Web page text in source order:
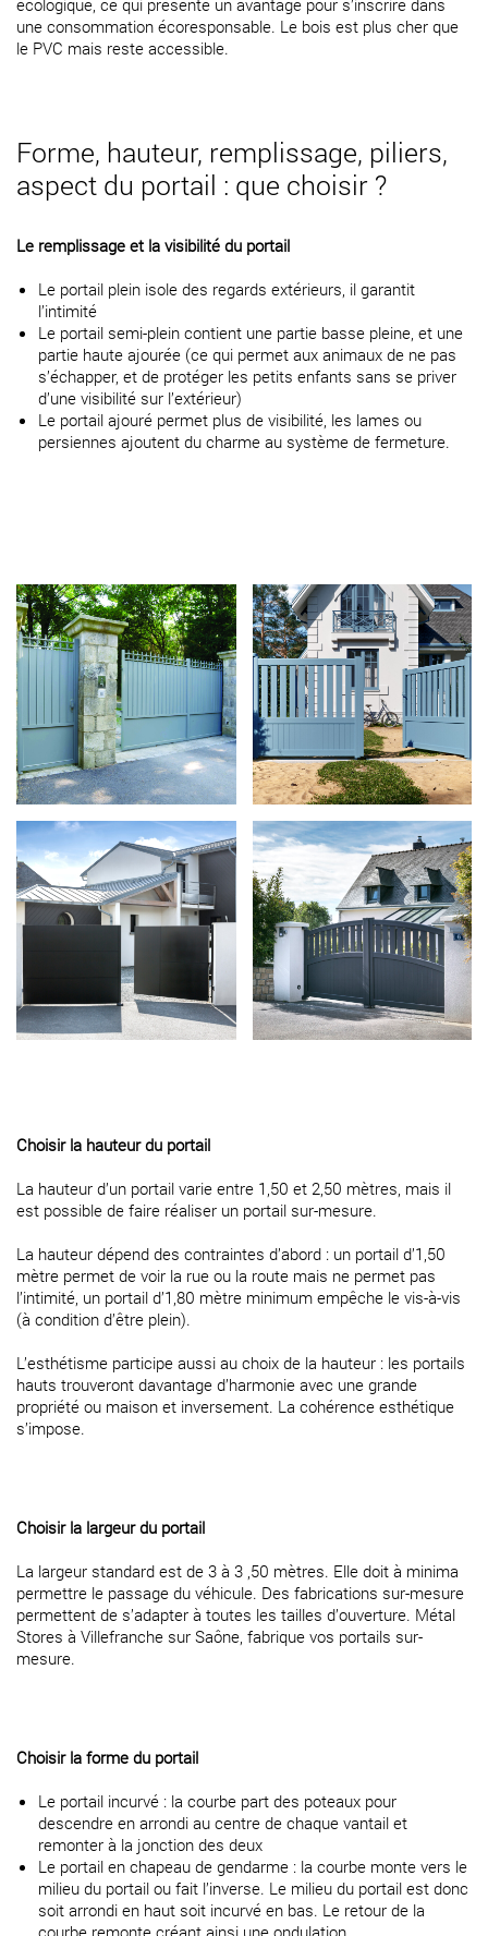
écologique, ce qui présente un avantage pour s’inscrire dans
une consommation écoresponsable. Le bois est plus cher que
le PVC mais reste accessible.
Forme, hauteur, remplissage, piliers,
aspect du portail : que choisir ?
Le remplissage et la visibilité du portail
Le portail plein isole des regards extérieurs, il garantit
l’intimité
Le portail semi-plein contient une partie basse pleine, et une
partie haute ajourée (ce qui permet aux animaux de ne pas
s’échapper, et de protéger les petits enfants sans se priver
d’une visibilité sur l’extérieur)
Le portail ajouré permet plus de visibilité, les lames ou
persiennes ajoutent du charme au système de fermeture.
Choisir la hauteur du portail
La hauteur d’un portail varie entre 1,50 et 2,50 mètres, mais il
est possible de faire réaliser un portail sur-mesure.
La hauteur dépend des contraintes d’abord : un portail d’1,50
mètre permet de voir la rue ou la route mais ne permet pas
l’intimité, un portail d’1,80 mètre minimum empêche le vis-à-vis
(à condition d’être plein).
L’esthétisme participe aussi au choix de la hauteur : les portails
hauts trouveront davantage d’harmonie avec une grande
propriété ou maison et inversement. La cohérence esthétique
s’impose.
Choisir la largeur du portail
La largeur standard est de 3 à 3 ,50 mètres. Elle doit à minima
permettre le passage du véhicule. Des fabrications sur-mesure
permettent de s’adapter à toutes les tailles d’ouverture. Métal
Stores à Villefranche sur Saône, fabrique vos portails sur-
mesure.
Choisir la forme du portail
Le portail incurvé : la courbe part des poteaux pour
descendre en arrondi au centre de chaque vantail et
remonter à la jonction des deux
Le portail en chapeau de gendarme : la courbe monte vers le
milieu du portail ou fait l’inverse. Le milieu du portail est donc
soit arrondi en haut soit incurvé en bas. Le retour de la
courbe remonte créant ainsi une ondulation.